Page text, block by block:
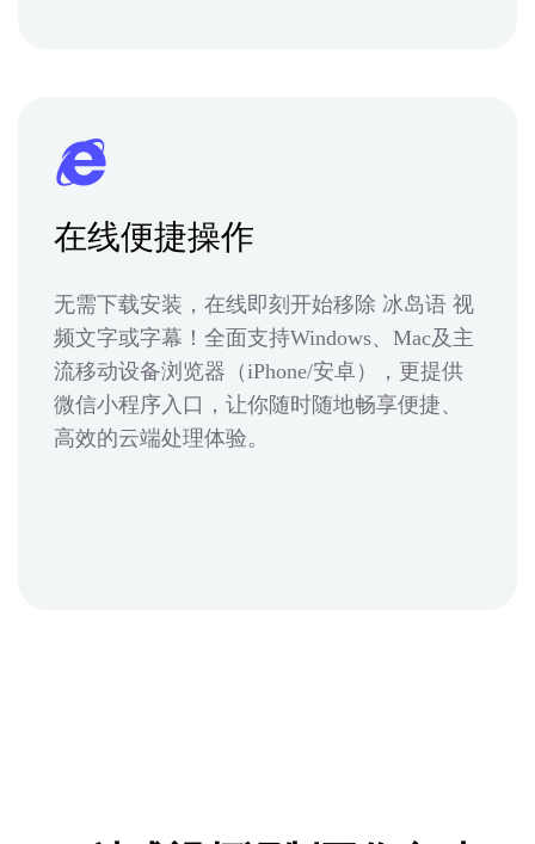
在线便捷操作
无需下载安装，在线即刻开始移除 冰岛语 视
频文字或字幕！全面支持Windows、Mac及主
流移动设备浏览器（iPhone/安卓），更提供
微信小程序入口，让你随时随地畅享便捷、
高效的云端处理体验。